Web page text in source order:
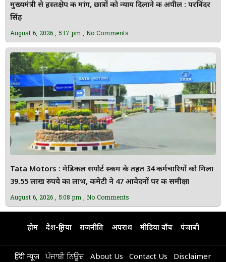
मुख्यमंत्री से हस्तक्षेप की मांग, छात्रों को न्याय दिलाने की अपील : परविंदर
सिंह
August 6, 2026 5:17 pm No Comments
Tata Motors : मेडिकल सपोर्ट स्कीम के तहत 34 कर्मचारियों को मिला
39.55 लाख रुपये का लाभ, कमेटी ने 47 आवेदनों पर की समीक्षा
August 6, 2026 5:08 pm No Comments
होम देश-दुनिया राजनीति अपराध मीडिया वॉच पंजाबी
हिंदी न्यूज़ ਪੰਜਾਬੀ ਨਿਊਜ਼ About Us Contact Us Disclaimer